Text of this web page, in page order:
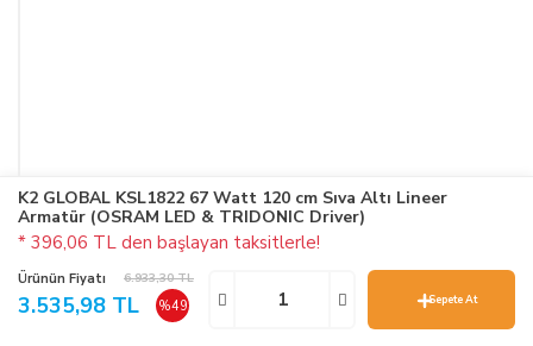
K2 GLOBAL KSL1822 67 Watt 120 cm Sıva Altı Lineer
Armatür (OSRAM LED & TRIDONIC Driver)
* 396,06 TL den başlayan taksitlerle!
Ürünün Fiyatı 6.933,30 TL
3.535,98 TL %49 Sepete At